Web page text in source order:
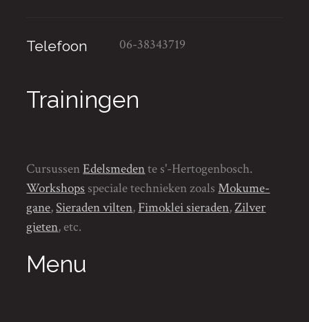
Telefoon 06-38343719
Trainingen
CursussenEdelsmedente s'-Hertogenbosch.
Workshops speciale technieken zoalsMokume-
gane,Sieraden vilten, Fimoklei sieraden,Zilver
gieten, etc.
Menu